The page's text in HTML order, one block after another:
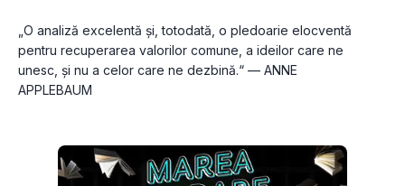
„O analiză excelentă și, totodată, o pledoarie elocventă
pentru recuperarea valorilor comune, a ideilor care ne
unesc, și nu a celor care ne dezbină.“ — ANNE
APPLEBAUM